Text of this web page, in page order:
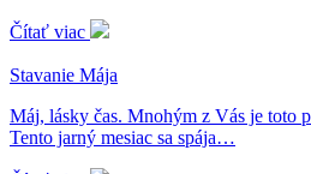
Čítať viac
Stavanie Mája
Máj, lásky čas. Mnohým z Vás je toto
Tento jarný mesiac sa spája…